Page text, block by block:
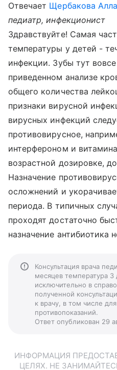
Отвечает Щербакова
педиатр, инфекционист
Здравствуйте! Самая
температуры у детей -
инфекции. Зубы тут
приведенном анализе
общего количества
признаки вирусной
вирусных инфекций
противовирусное,
интерфероном и
возрастной дозировке,
Назначение
осложнений и
периода. В типичных
проходят достаточно
назначение антибиотика
Консультация врача
месяцев температура 3
исключительно в
полученной
к врачу, в том числе
противопоказаний.
Ответ опубликован 29
ИНФОРМАЦИЯ
ЦЕЛЯХ. НЕ